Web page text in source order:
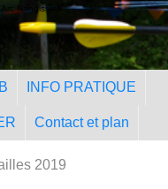
Nangissien
INFO PRATIQUE
Contact et plan
2019